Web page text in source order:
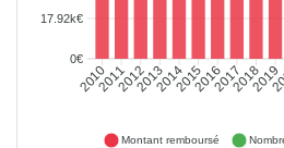
2010201120122013201420152016201720182019
17.92k€
0€
Montant remboursé